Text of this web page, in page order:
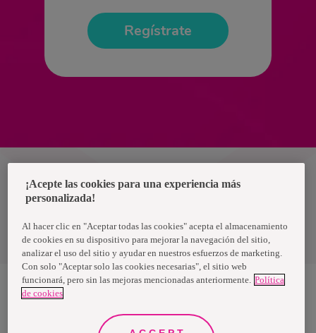
Regístrate
Política de privacidad de datos
Términos y condiciones
higiene y salud. Cada día, mil millones de personas, en todo el
mundo, utilizan nuestros productos, servicios y soluciones. Nuestro
¡Acepte las cookies para una experiencia más
personalizada!
Al hacer clic en "Aceptar todas las cookies" acepta el almacenamiento
de cookies en su dispositivo para mejorar la navegación del sitio,
analizar el uso del sitio y ayudar en nuestros esfuerzos de marketing.
Con solo "Aceptar solo las cookies necesarias", el sitio web
funcionará, pero sin las mejoras mencionadas anteriormente. Política
de cookies